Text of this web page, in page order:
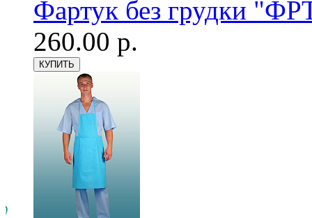
Фартук без грудки
260.00 р.